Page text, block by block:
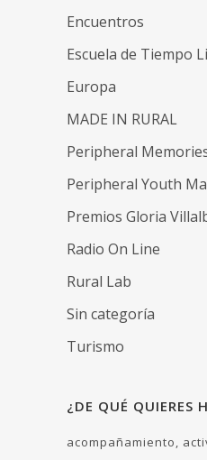
Encuentros
Escuela de Tiempo
Europa
MADE IN RURAL
Peripheral
Peripheral Youth
Premios Gloria
Radio On Line
Rural Lab
Sin categoría
Turismo
¿DE QUÉ QUIERES
acompañamiento